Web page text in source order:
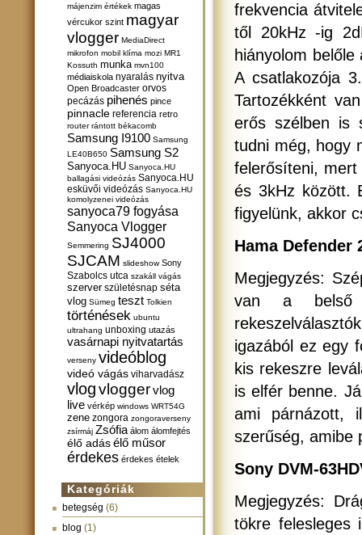
májenzim értékek magas
vércukor szint magyar
vlogger MediaDirect
mikrofon mobil klíma mozi MR1
Kossuth munka mvn100
médiaiskola nyaralás nyitva
Open Broadcaster orvos
pecázás pihenés pince
pinnacle referencia retro
router rántott békacomb
Samsung I9100 Samsung
LE40B650 Samsung S2
Sanyoca.HU Sanyoca.HU
ballagási videózás Sanyoca.HU
esküvői videózás Sanyoca.HU
komolyzenei videózás
sanyoca79 fogyása
Sanyoca Vlogger
Semmering SJ4000
SJCAM slideshow Sony
Szabolcs utca szakáll vágás
szerver születésnap séta
vlog Sümeg teszt Tolkien
történések ubuntu
ultrahang unboxing utazás
vasárnapi nyitvatartás
verseny videóblog
videó vágás viharvadász
vlogvloggervlog
live vérkép windows WRT54G
zene zongora zongoraverseny
zsírmáj Zsófia álom álomfejtés
élő adás élő műsor
érdekes érdekes ételek
Kategóriák
betegség (6)
blog (1)
frekvencia
től 20kHz -ig
hiányolom
A csatlakozója
Tartozékként
erős szélben is
tudni még, hogy
felerősíteni, mert
és 3kHz között.
figyelünk, akkor
Hama Defender
Megjegyzés:
van a belső
igazából ez egy
kis rekeszre
is elfér benne.
ami párnázott,
szerűség, amibe
Sony DVM-
Megjegyzés:
tökre felesleges